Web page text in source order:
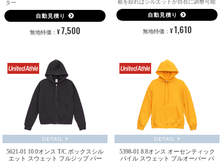
ター
自動見積り
無地特価：¥ 7,500
裾を絞ればシルエットが自在に調整可能
自動見積り
無地特価： ¥ 1,610
DETAIL
5621-01 10.0オンス T/C ボックスシル
エット スウェット フルジップ パー
DETAIL
5398-01 8.8オンス オーセンティック
パイル スウェット プルオーバー パ